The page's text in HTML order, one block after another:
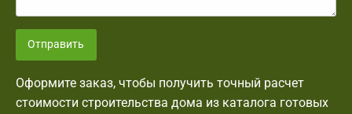
Отправить
Оформите заказ, чтобы получить точный расчет
стоимости строительства дома из каталога готовых